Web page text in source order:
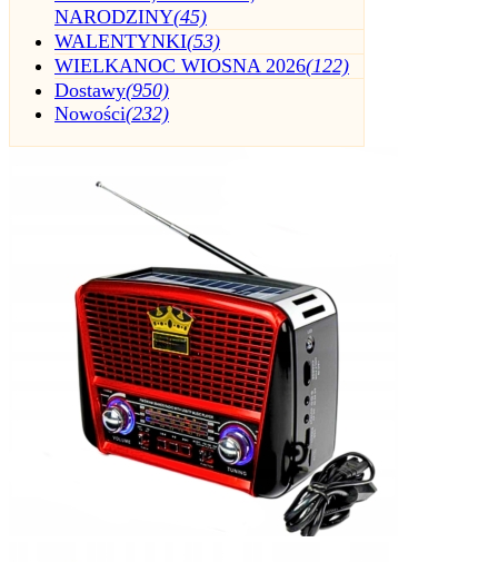
NARODZINY(45)
WALENTYNKI(53)
WIELKANOC WIOSNA 2026(122)
Dostawy(950)
Nowości(232)